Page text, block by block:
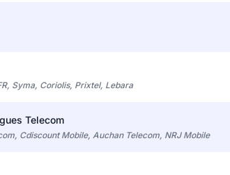
Syma, Coriolis, Prixtel, Lebara
Telecom
Cdiscount Mobile, Auchan Telecom, NRJ Mobile